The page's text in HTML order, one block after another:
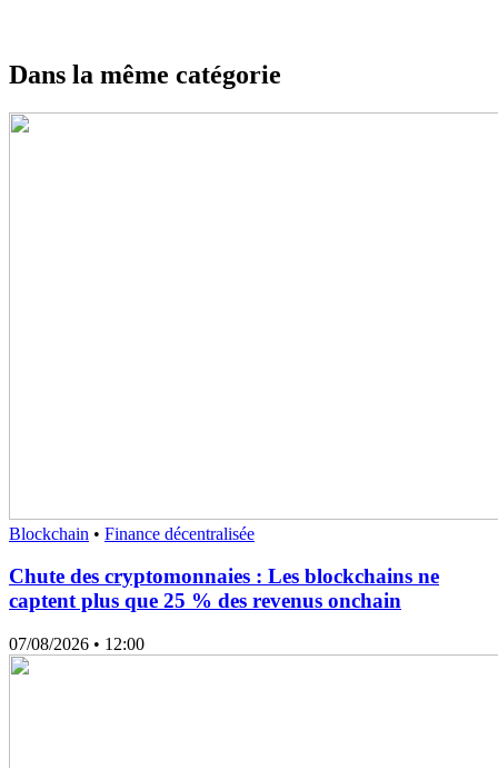
Dans la même catégorie
Blockchain • Finance décentralisée
Chute des cryptomonnaies : Les blockchains ne
captent plus que 25 % des revenus onchain
07/08/2026 • 12:00